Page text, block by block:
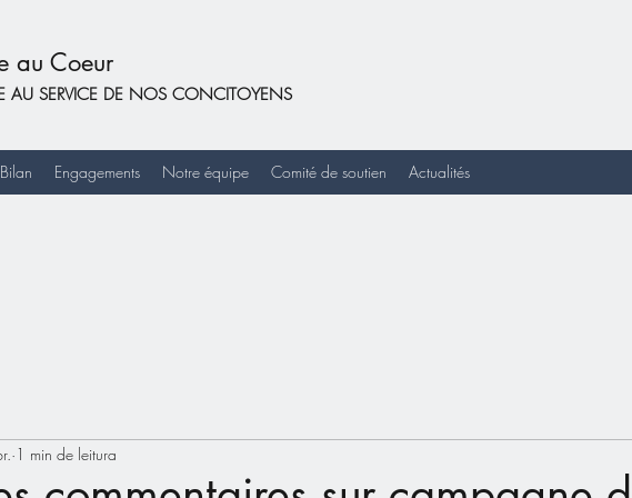
au Coeur
AU SERVICE DE NOS CONCITOYENS
Bilan Engagements Notre équipe Comité de soutien Actualités
1 min de leitura